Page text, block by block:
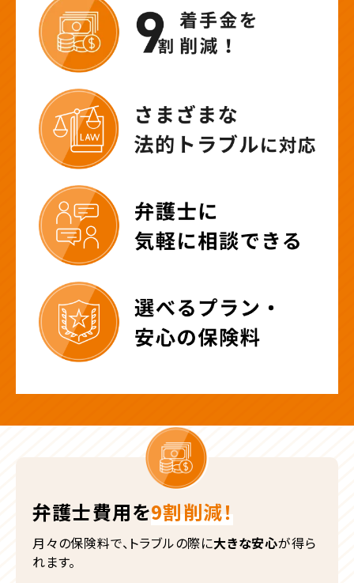
弁護士費用を9割削減！
月々の保険料で、トラブルの際に大きな安心が得ら
れます。